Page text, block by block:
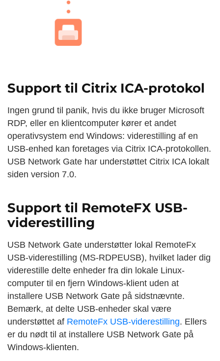
Support til Citrix ICA-protokol
Ingen grund til panik, hvis du ikke bruger Microsoft
RDP, eller en klientcomputer kører et andet
operativsystem end Windows: viderestilling af en
USB-enhed kan foretages via Citrix ICA-protokollen.
USB Network Gate har understøttet Citrix ICA lokalt
siden version 7.0.
Support til RemoteFX USB-
viderestilling
USB Network Gate understøtter lokal RemoteFx
USB-viderestilling (MS-RDPEUSB), hvilket lader dig
viderestille delte enheder fra din lokale Linux-
computer til en fjern Windows-klient uden at
installere USB Network Gate på sidstnævnte.
Bemærk, at delte USB-enheder skal være
understøttet af RemoteFx USB-viderestilling. Ellers
er du nødt til at installere USB Network Gate på
Windows-klienten.